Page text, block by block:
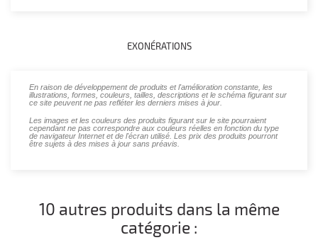
EXONÉRATIONS
En raison de développement de produits et l'amélioration constante, les
illustrations, formes, couleurs, tailles, descriptions et le schéma figurant sur
ce site peuvent ne pas refléter les derniers mises à jour.
Les images et les couleurs des produits figurant sur le site pourraient
cependant ne pas correspondre aux couleurs réelles en fonction du type
de navigateur Internet et de l'écran utilisé. Les prix des produits pourront
être sujets à des mises à jour sans préavis.
10 autres produits dans la même
catégorie :